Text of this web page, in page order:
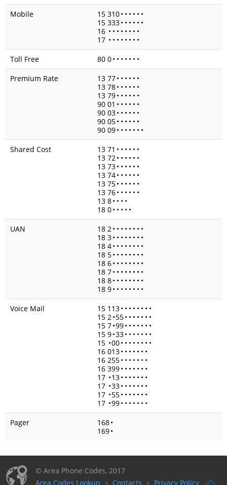
Mobile
15 310• • • • • •
15 333• • • • • •
16 • • • • • • • •
17 • • • • • • • •
Toll Free
80 0• • • • • • •
Premium Rate
13 77• • • • • •
13 78• • • • • •
13 79• • • • • •
90 01 • • • • • •
90 03• • • • • •
90 05• • • • • •
90 09• • • • • • •
Shared Cost
13 71 • • • • • •
13 72• • • • • •
13 73• • • • • •
13 74• • • • • •
13 75• • • • • •
13 76• • • • • •
13 8• • • •
18 0• • • • •
UAN
18 2• • • • • • • •
18 3• • • • • • • •
18 4• • • • • • • •
18 5• • • • • • • •
18 6• • • • • • • •
18 7• • • • • • • •
18 8• • • • • • • •
18 9• • • • • • • •
Voice Mail
15 113• • • • • • • •
15 2•55• • • • • • •
15 7•99• • • • • • •
15 9•33• • • • • • •
15 •00• • • • • • • •
16 013• • • • • • •
16 255• • • • • • •
16 399• • • • • • •
17 •13• • • • • • •
17 •33• • • • • • •
17 •55• • • • • • •
17 •99• • • • • • •
Pager
168•
169•
© Area Phone Codes, 2017
Area Codes Lookup
Contacts Privacy Policy